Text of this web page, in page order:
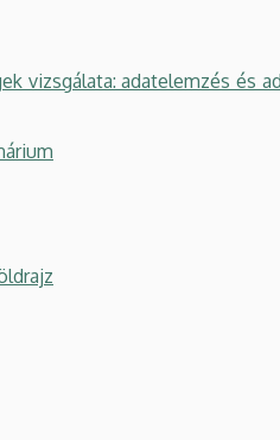
vizsgálata: adatelemzés és